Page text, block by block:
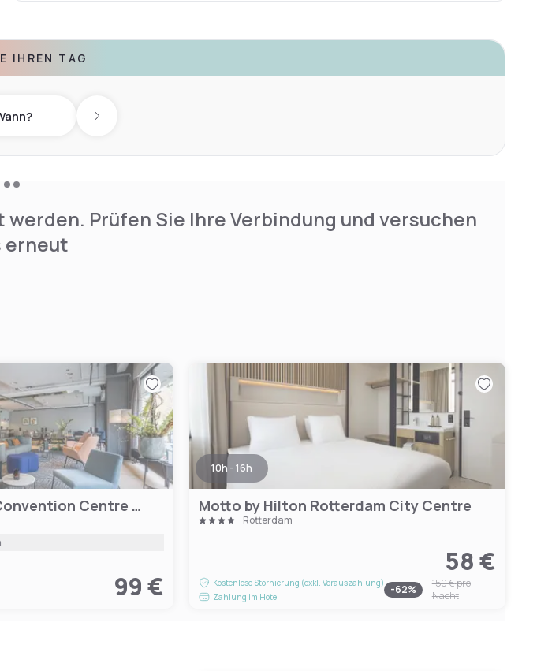
IHREN TAG
Next day
Prüfen Sie Ihre Verbindung und versuchen
erneut
Postillion Hotel & Convention Centre WTC Rotterdam
99 €
10h - 16h
Motto by Hilton Rotterdam City Centre
Rotterdam
Kostenlose Stornierung (exkl. Vorauszahlung)
Zahlung im Hotel
58 €
-62% 150 €pro
Nacht